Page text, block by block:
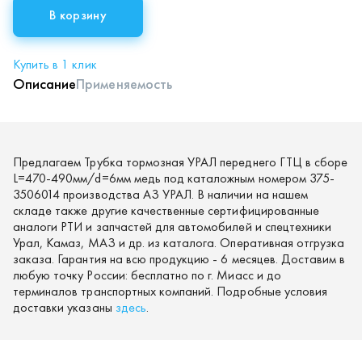
В корзину
Купить в 1 клик
ОписаниеПрименяемость
Предлагаем Трубка тормозная УРАЛ переднего ГТЦ в сборе
L=470-490мм/d=6мм медь под каталожным номером 375-
3506014 производства АЗ УРАЛ. В наличии на нашем
складе также другие качественные сертифицированные
аналоги РТИ и запчастей для автомобилей и спецтехники
Урал, Камаз, МАЗ и др. из каталога. Оперативная отгрузка
заказа. Гарантия на всю продукцию - 6 месяцев. Доставим в
любую точку России: бесплатно по г. Миасс и до
терминалов транспортных компаний. Подробные условия
доставки указаны здесь.